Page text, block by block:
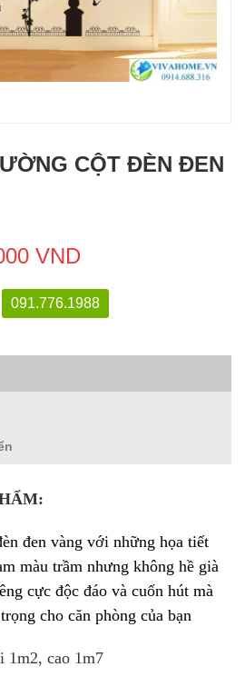
CỘT ĐÈN ĐEN
VND
091.776.1988
đen vàng với những họa tiết
màu trầm nhưng không hề già
cực độc đáo và cuốn hút mà
cho căn phòng của bạn
1m2, cao 1m7